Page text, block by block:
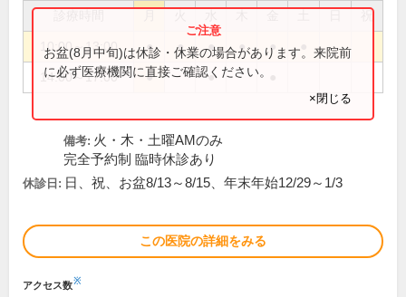
祝
10:00～13:00 ● ● ● ● ●
14:00～17:00 ● ●
お盆(8月中旬)は休診・休業の場合があります。来院前
に必ず医療機関に直接ご確認ください。
×閉じる
備考: 火・木・土曜AMのみ
完全予約制 臨時休診あり
休診日: 日、祝、お盆8/13～8/15、年末年始12/29～1/3
この医院の詳細をみる
アクセス数※